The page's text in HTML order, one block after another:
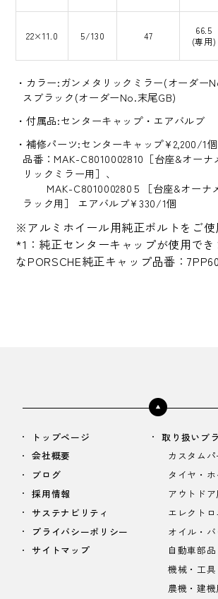
22×11.0 5/130 47
66.5
(専用)
カラー:ガンメタリックミラー(オーダー
スブラック(オーダーNo.末尾GB)
付属品:センターキャップ・エアバルブ
補修パーツ:センターキャップ¥2,200/1個
品番：MAK-C8010002810［台座&オーナ
リックミラー用］、
MAK-C801000280５［台座&オーナ
ラック用］ エアバルブ¥330/1個
※アルミホイール用純正ボルトをご使
*1：純正センターキャップが使用で
なPORSCHE純正キャップ品番：
トップページ
会社概要
ブログ
採用情報
サステナビリティ
プライバシーポリシー
サイトマップ
取り扱いブ
カスタムパ
タイヤ・
アウトドア
エレクト
オイル・
自動車部品
機械・工具
農機・建機